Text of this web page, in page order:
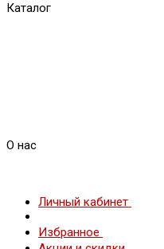
Каталог
О нас
Личный кабинет
Избранное